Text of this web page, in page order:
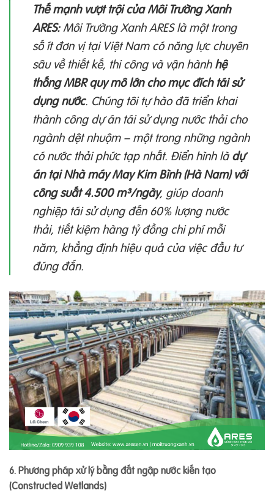
Thế mạnh vượt trội của Môi Trường Xanh
ARES:Môi Trường Xanh ARESlà một trong
số ít đơn vị tại Việt Nam có năng lực chuyên
sâu về thiết kế, thi công và vận hànhhệ
thống MBR quy mô lớn cho mục đích tái sử
dụng nước. Chúng tôi tự hào đã triển khai
thành công dự án tái sử dụng nước thải cho
ngành dệt nhuộm – một trong những ngành
có nước thải phức tạp nhất. Điển hình làdự
án tại Nhà máy May Kim Bình (Hà Nam) với
công suất 4.500 m³/ngày, giúp doanh
nghiệp tái sử dụng đến 60% lượng nước
thải, tiết kiệm hàng tỷ đồng chi phí mỗi
năm, khẳng định hiệu quả của việc đầu tư
đúng đắn.
6. Phương pháp xử lý bằng đất ngập nước kiến tạo
(Constructed Wetlands)